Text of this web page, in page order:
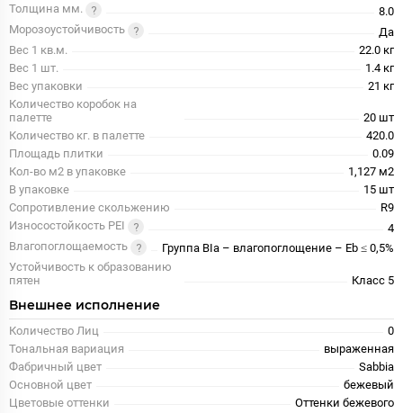
Толщина мм.
8.0
Морозоустойчивость
Да
Вес 1 кв.м.
22.0 кг
Вес 1 шт.
1.4 кг
Вес упаковки
21 кг
Количество коробок на
палетте
20 шт
Количество кг. в палетте
420.0
Площадь плитки
0.09
Кол-во м2 в упаковке
1,127 м2
В упаковке
15 шт
Сопротивление скольжению
R9
Износостойкость PEI
4
Влагопоглощаемость
Группа BIa – влагопоглощение – Eb ≤ 0,5%
Устойчивость к образованию
пятен
Класс 5
Внешнее исполнение
Количество Лиц
0
Тональная вариация
выраженная
Фабричный цвет
Sabbia
Основной цвет
бежевый
Цветовые оттенки
Оттенки бежевого